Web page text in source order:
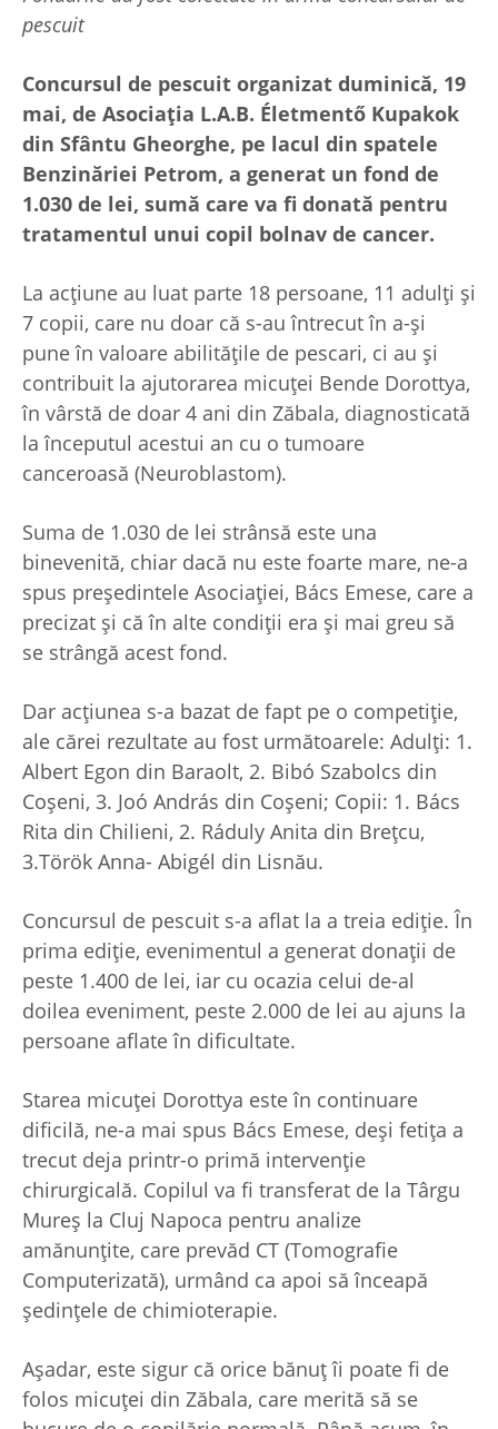
pescuit
Concursul de pescuit organizat duminică, 19
mai, de Asociația L.A.B. Életmentő Kupakok
din Sfântu Gheorghe, pe lacul din spatele
Benzinăriei Petrom, a generat un fond de
1.030 de lei, sumă care va fi donată pentru
tratamentul unui copil bolnav de cancer.
La acțiune au luat parte 18 persoane, 11 adulți și
7 copii, care nu doar că s-au întrecut în a-și
pune în valoare abilitățile de pescari, ci au și
contribuit la ajutorarea micuței Bende Dorottya,
în vârstă de doar 4 ani din Zăbala, diagnosticată
la începutul acestui an cu o tumoare
canceroasă (Neuroblastom).
Suma de 1.030 de lei strânsă este una
binevenită, chiar dacă nu este foarte mare, ne-a
spus președintele Asociației, Bács Emese, care a
precizat și că în alte condiții era și mai greu să
se strângă acest fond.
Dar acțiunea s-a bazat de fapt pe o competiție,
ale cărei rezultate au fost următoarele: Adulți: 1.
Albert Egon din Baraolt, 2. Bibó Szabolcs din
Coșeni, 3. Joó András din Coșeni; Copii: 1. Bács
Rita din Chilieni, 2. Ráduly Anita din Brețcu,
3.Török Anna- Abigél din Lisnău.
Concursul de pescuit s-a aflat la a treia ediție. În
prima ediție, evenimentul a generat donații de
peste 1.400 de lei, iar cu ocazia celui de-al
doilea eveniment, peste 2.000 de lei au ajuns la
persoane aflate în dificultate.
Starea micuței Dorottya este în continuare
dificilă, ne-a mai spus Bács Emese, deși fetița a
trecut deja printr-o primă intervenție
chirurgicală. Copilul va fi transferat de la Târgu
Mureș la Cluj Napoca pentru analize
amănunțite, care prevăd CT (Tomografie
Computerizată), urmând ca apoi să înceapă
ședințele de chimioterapie.
Așadar, este sigur că orice bănuț îi poate fi de
folos micuței din Zăbala, care merită să se